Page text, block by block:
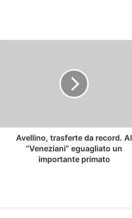
primatoAvellino, trasferte da record. Al
“Veneziani” eguagliato un
importante primato